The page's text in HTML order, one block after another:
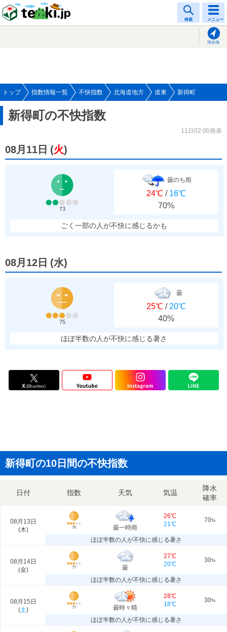
検索 メニュー
現在地
トップ 指数情報一覧 不快指数 北海道地方 道東 新得町
新得町の不快指数
11日02:00発表
08月11日 (火)
73
曇のち雨
24℃ / 16℃
70%
ごく一部の人が不快に感じるかも
08月12日 (水)
75
曇
25℃ / 20℃
40%
ほぼ半数の人が不快に感じる暑さ
新得町の10日間の不快指数
日付 指数 天気 気温
降水
確率
08月13日
(木) 76 曇一時雨
26℃
21℃
70%
ほぼ半数の人が不快に感じる暑さ
08月14日
(金) 77 曇
27℃
20℃
30%
ほぼ半数の人が不快に感じる暑さ
08月15日
(土) 77 曇時々晴
28℃
18℃
30%
ほぼ半数の人が不快に感じる暑さ